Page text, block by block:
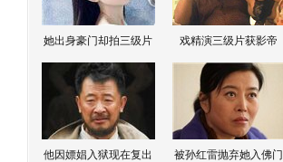
她出身豪门却拍三级片 戏精演三级片获影帝
他因嫖娼入狱现在复出 被孙红雷抛弃她入佛门